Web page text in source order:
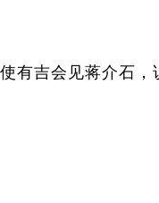
吉会见蒋介石，